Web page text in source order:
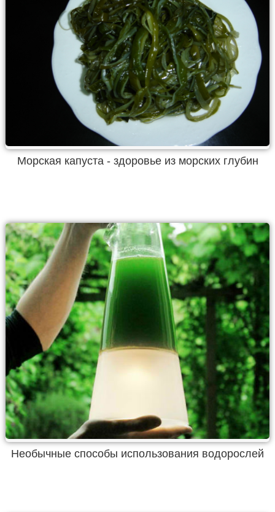
Морская капуста - здоровье из морских глубин
Необычные способы использования водорослей